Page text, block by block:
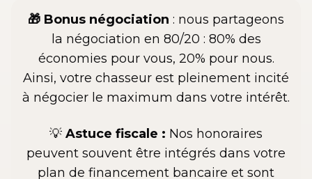
🎁 Bonus négociation : nous partageons
la négociation en 80/20 : 80% des
économies pour vous, 20% pour nous.
Ainsi, votre chasseur est pleinement incité
à négocier le maximum dans votre intérêt.
💡 Astuce fiscale : Nos honoraires
peuvent souvent être intégrés dans votre
plan de financement bancaire et sont